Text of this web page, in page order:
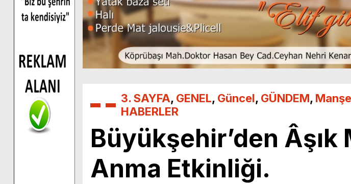
3. SAYFA, GENEL, Güncel, GÜNDEM,
HABERLER
Büyükşehir’den Âşık
Anma Etkinliği.